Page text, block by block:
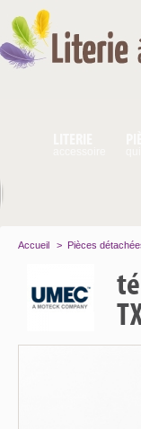
Accueil > Pièces